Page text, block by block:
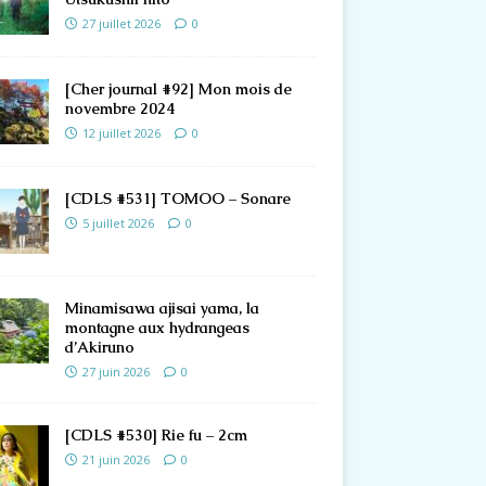
27 juillet 2026 0
[Cher journal #92] Mon mois de
novembre 2024
12 juillet 2026 0
[CDLS #531] TOMOO – Sonare
5 juillet 2026 0
Minamisawa ajisai yama, la
montagne aux hydrangeas
d’Akiruno
27 juin 2026 0
[CDLS #530] Rie fu – 2cm
21 juin 2026 0